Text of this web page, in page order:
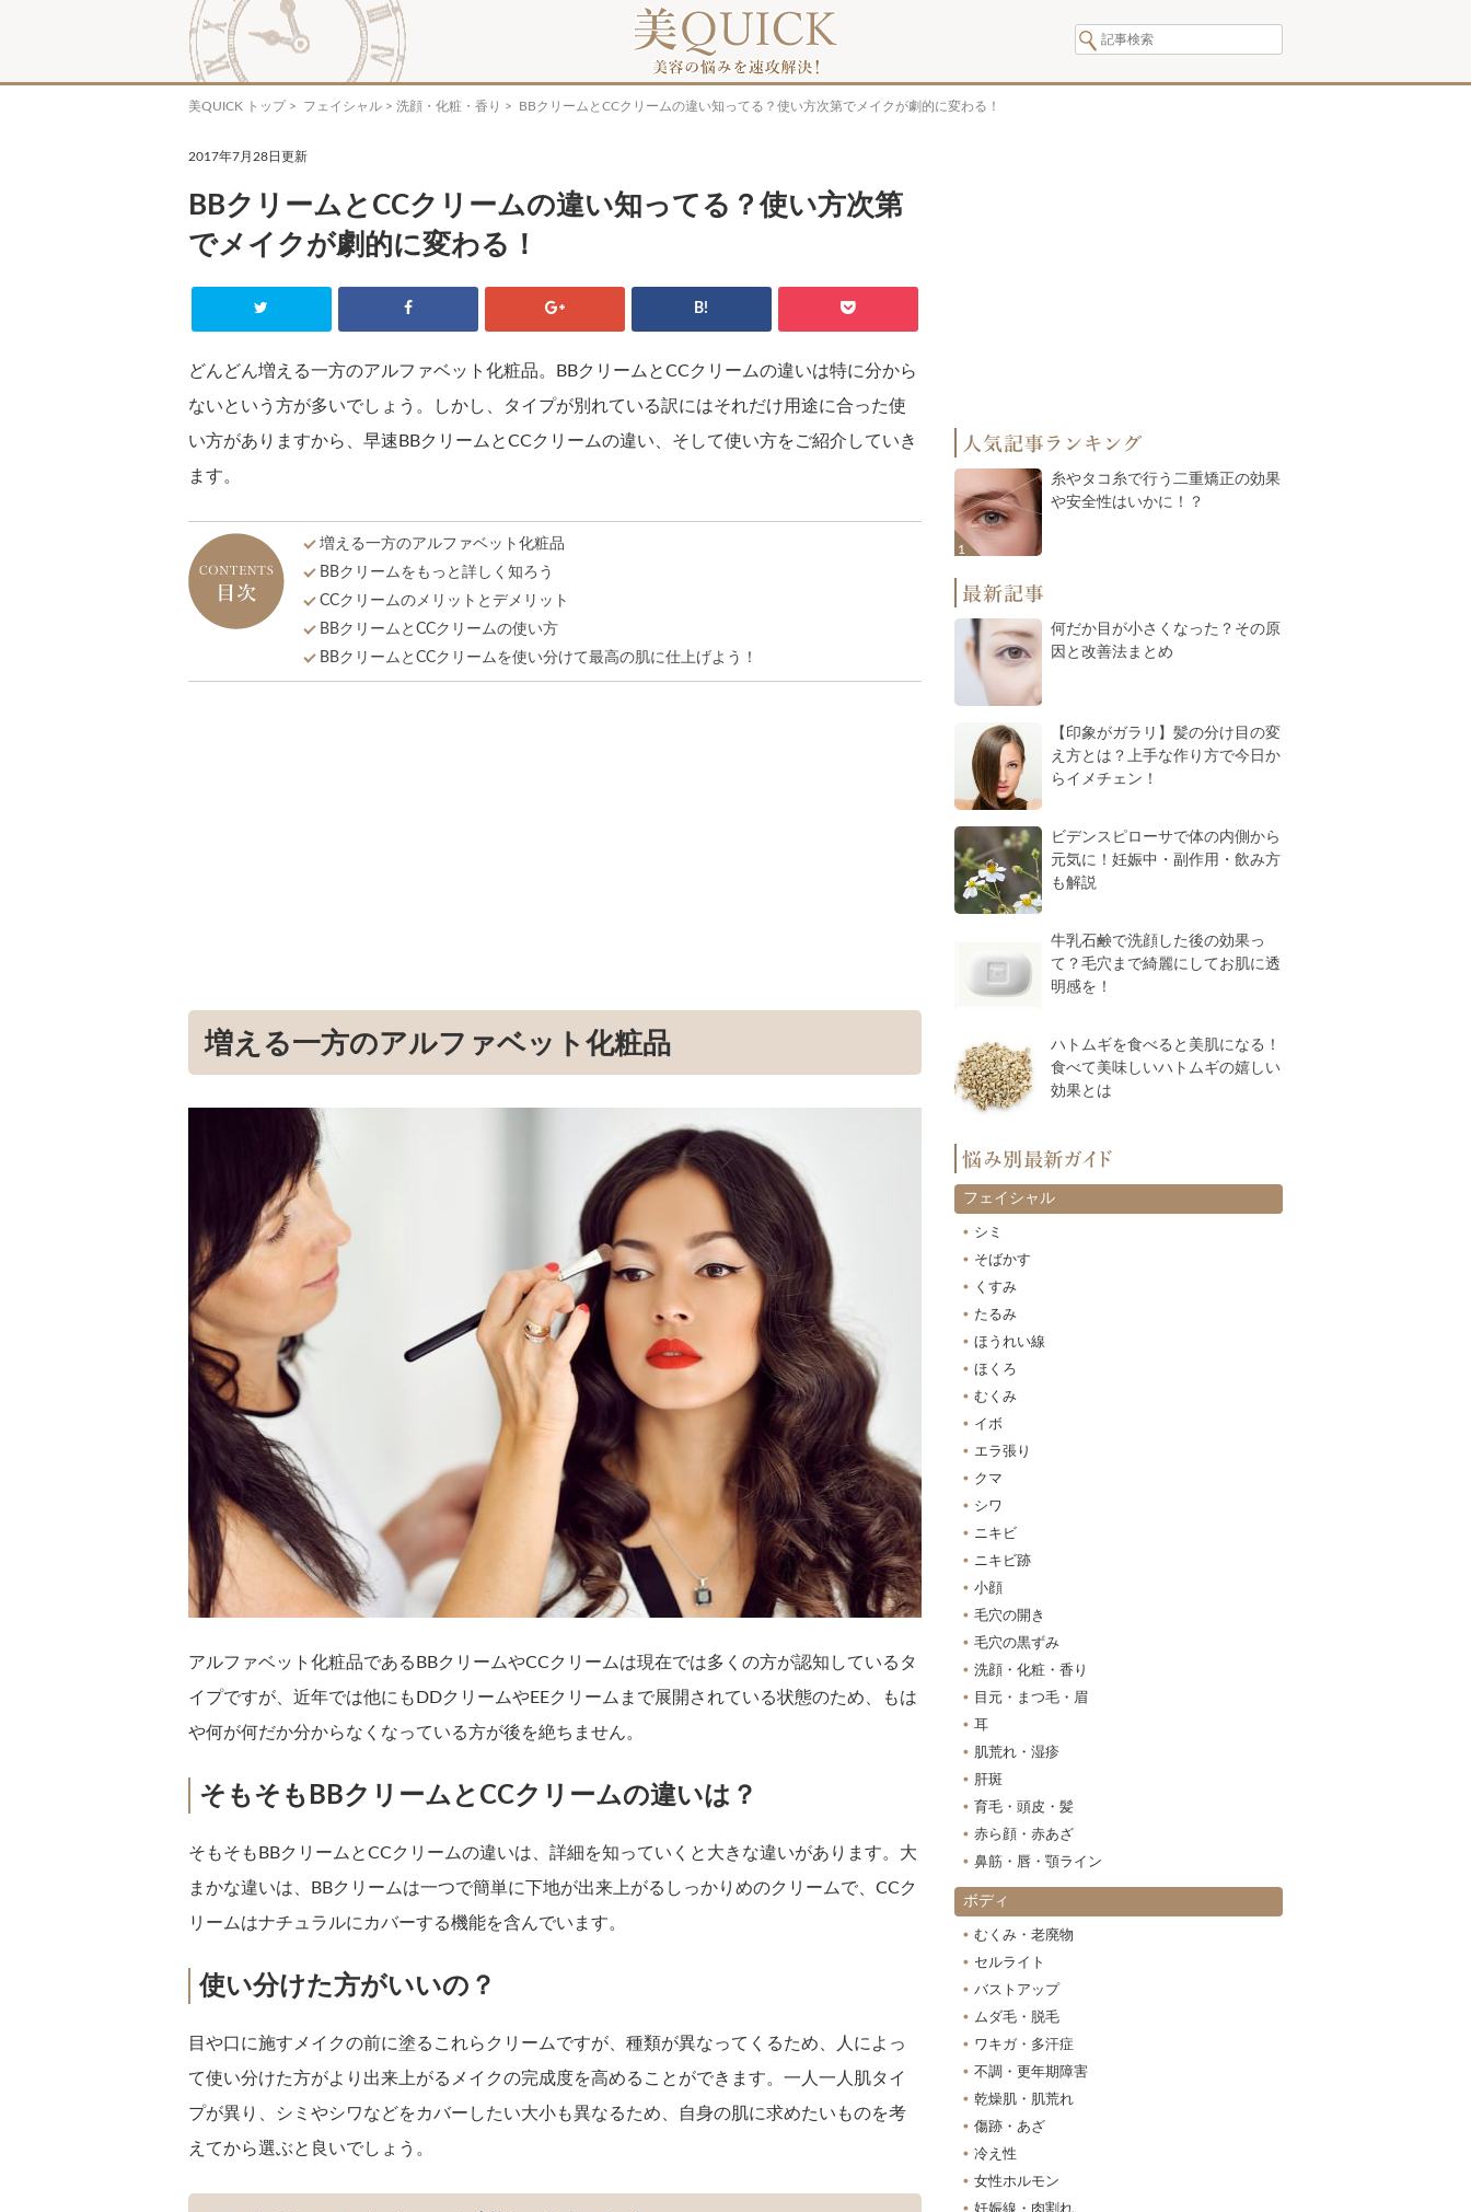
美QUICK トップ> フェイシャル > 洗顔・化粧・香り > BBクリームとCCクリームの違い知ってる？使い方次第でメイクが劇的に変わる！
2017年7月28日更新
BBクリームとCCクリームの違い知ってる？使い方次第
でメイクが劇的に変わる！
B!
どんどん増える一方のアルファベット化粧品。BBクリームとCCクリームの違いは特に分から
ないという方が多いでしょう。しかし、タイプが別れている訳にはそれだけ用途に合った使
い方がありますから、早速BBクリームとCCクリームの違い、そして使い方をご紹介していき
ます。
増える一方のアルファベット化粧品
BBクリームをもっと詳しく知ろう
CCクリームのメリットとデメリット
BBクリームとCCクリームの使い方
BBクリームとCCクリームを使い分けて最高の肌に仕上げよう！
増える一方のアルファベット化粧品
アルファベット化粧品であるBBクリームやCCクリームは現在では多くの方が認知しているタ
イプですが、近年では他にもDDクリームやEEクリームまで展開されている状態のため、もは
や何が何だか分からなくなっている方が後を絶ちません。
そもそもBBクリームとCCクリームの違いは？
そもそもBBクリームとCCクリームの違いは、詳細を知っていくと大きな違いがあります。大
まかな違いは、BBクリームは一つで簡単に下地が出来上がるしっかりめのクリームで、CCク
リームはナチュラルにカバーする機能を含んでいます。
使い分けた方がいいの？
目や口に施すメイクの前に塗るこれらクリームですが、種類が異なってくるため、人によっ
て使い分けた方がより出来上がるメイクの完成度を高めることができます。一人一人肌タイ
プが異り、シミやシワなどをカバーしたい大小も異なるため、自身の肌に求めたいものを考
えてから選ぶと良いでしょう。
糸やタコ糸で行う二重矯正の効果
や安全性はいかに！？
何だか目が小さくなった？その原
因と改善法まとめ
【印象がガラリ】髪の分け目の変
え方とは？上手な作り方で今日か
らイメチェン！
ビデンスピローサで体の内側から
元気に！妊娠中・副作用・飲み方
も解説
牛乳石鹸で洗顔した後の効果っ
て？毛穴まで綺麗にしてお肌に透
明感を！
ハトムギを食べると美肌になる！
食べて美味しいハトムギの嬉しい
効果とは
フェイシャル
シミ
そばかす
くすみ
たるみ
ほうれい線
ほくろ
むくみ
イボ
エラ張り
クマ
シワ
ニキビ
ニキビ跡
小顔
毛穴の開き
毛穴の黒ずみ
洗顔・化粧・香り
目元・まつ毛・眉
耳
肌荒れ・湿疹
肝斑
育毛・頭皮・髪
赤ら顔・赤あざ
鼻筋・唇・顎ライン
ボディ
むくみ・老廃物
セルライト
バストアップ
ムダ毛・脱毛
ワキガ・多汗症
不調・更年期障害
乾燥肌・肌荒れ
傷跡・あざ
冷え性
女性ホルモン